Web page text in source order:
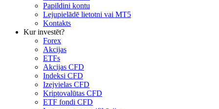
Papildini kontu
Lejupielādē lietotni vai MT5
Kontakts
Kur investēt?
Forex
Akcijas
ETFs
Akcijas CFD
Indeksi CFD
Izejvielas CFD
Kriptovalūtas CFD
ETF fondi CFD